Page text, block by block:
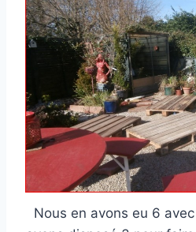
Nous en avons eu 6